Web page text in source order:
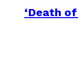
‘Death